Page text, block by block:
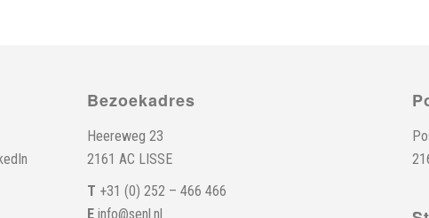
Bezoekadres
Heereweg 23
2161 AC LISSE
T +31 (0) 252 – 466 466
Einfo@senl.nl